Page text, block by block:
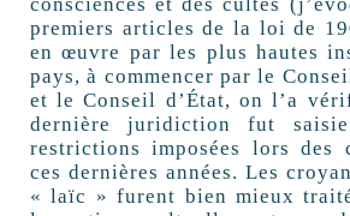
premiers articles de la loi de
en œuvre par les plus hautes
pays, à commencer par le
et le Conseil d’État, on l’a
dernière juridiction fut
restrictions imposées lors des
ces dernières années. Les
« laïc » furent bien mieux